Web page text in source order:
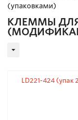
(упаковками)
КЛЕММЫ
LD221-424 (упак